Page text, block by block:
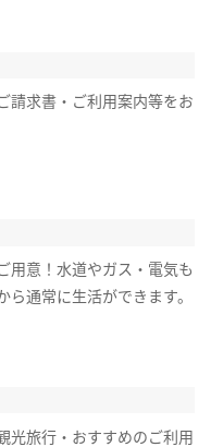
請求書・ご利用案内等をお
用意！水道やガス・電気も
通常に生活ができます。
光旅行・おすすめのご利用